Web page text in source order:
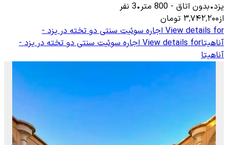
یزد•بدون اتاق -
800 متر•
3 نفر
از۳٬۷۴۲٬۲۰۰ تومان
View details for اجاره سوئیت سنتی دو تخته در یزد -
آناهیتاView details for اجاره سوئیت سنتی دو تخته در یزد -
آناهیتا